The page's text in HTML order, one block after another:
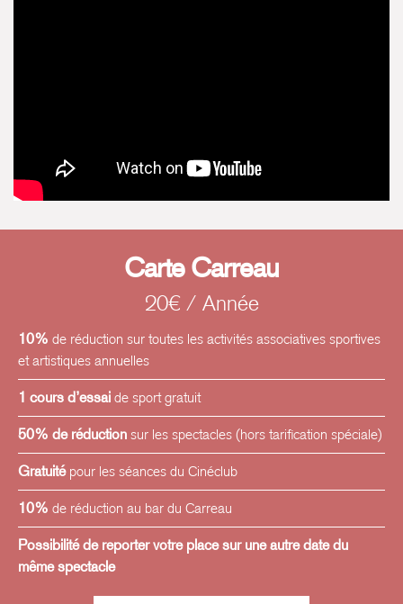
Carte Carreau
20€ / Année
10% de réduction sur toutes les activités associatives sportives
et artistiques annuelles
1 cours d’essai de sport gratuit
50% de réduction sur les spectacles (hors tarification spéciale)
Gratuitépour les séances du Cinéclub
10% de réduction au bar du Carreau
Possibilité de reporter votre place sur une autre date du
même spectacle